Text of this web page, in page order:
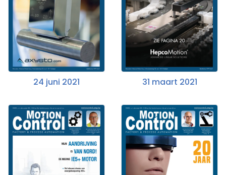
24 juni 2021 31 maart 2021